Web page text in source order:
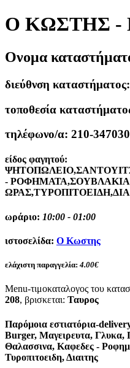
Ο ΚΩΣΤΗΣ -
Ονομα
διεύθνση καταστήματος:
τοποθεσία
τηλέφωνο/α: 210-
είδος φαγητού:
-
ωράριο: 10:00 - 01:00
ιστοσελίδα: Ο Κωστης
ελάχιστη παραγγελία: 4.00€
Menu-τιμοκαταλογος του
208, βρισκεται: Ταυρος
Παρόμοια εστιατόρια-
Burger, Μαγειρευτα, Γλυκα,
Θαλασσινα, Καφεδες -
Τυροπιτοειδη, Διαιτης